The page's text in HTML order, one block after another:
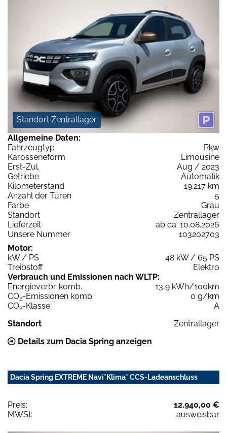
Standort Zentrallager
Allgemeine Daten:
Fahrzeugtyp
Pkw
Karosserieform
Limousine
Erst-Zul.
Aug / 2023
Getriebe
Automatik
Kilometerstand
19.217 km
Anzahl der Türen
5
Farbe
Grau
Standort
Zentrallager
Lieferzeit
ab ca. 10.08.2026
Unsere Nummer
103202703
Motor:
kW / PS
48 kW / 65 PS
Treibstoff
Elektro
Verbrauch und Emissionen nach WLTP:
Energieverbr. komb.
13,9 kWh/100km
CO2-Emissionen komb.
0 g/km
CO2-Klasse
A
Standort
Zentrallager
Details zum Dacia Spring anzeigen
Dacia Spring EXTREME Navi*Klima* CCS-Ladeanschluss
Preis:
12.940,00 €
MWSt:
ausweisbar